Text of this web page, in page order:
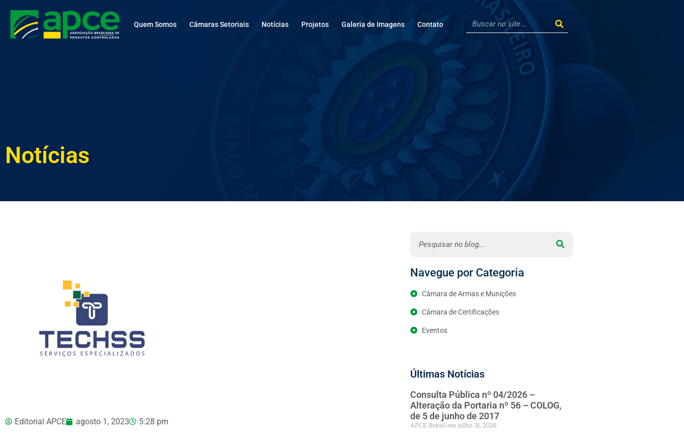
Quem Somos Câmaras Setoriais Notícias Projetos Galeria de Imagens Contato
Notícias
Editorial APCE agosto 1, 2023 5:28 pm
Navegue por Categoria
Câmara de Armas e Munições
Câmara de Certificações
Eventos
Últimas Notícias
Consulta Pública nº 04/2026 –
Alteração da Portaria nº 56 – COLOG,
de 5 de junho de 2017
APCE Brasil julho 31, 2026